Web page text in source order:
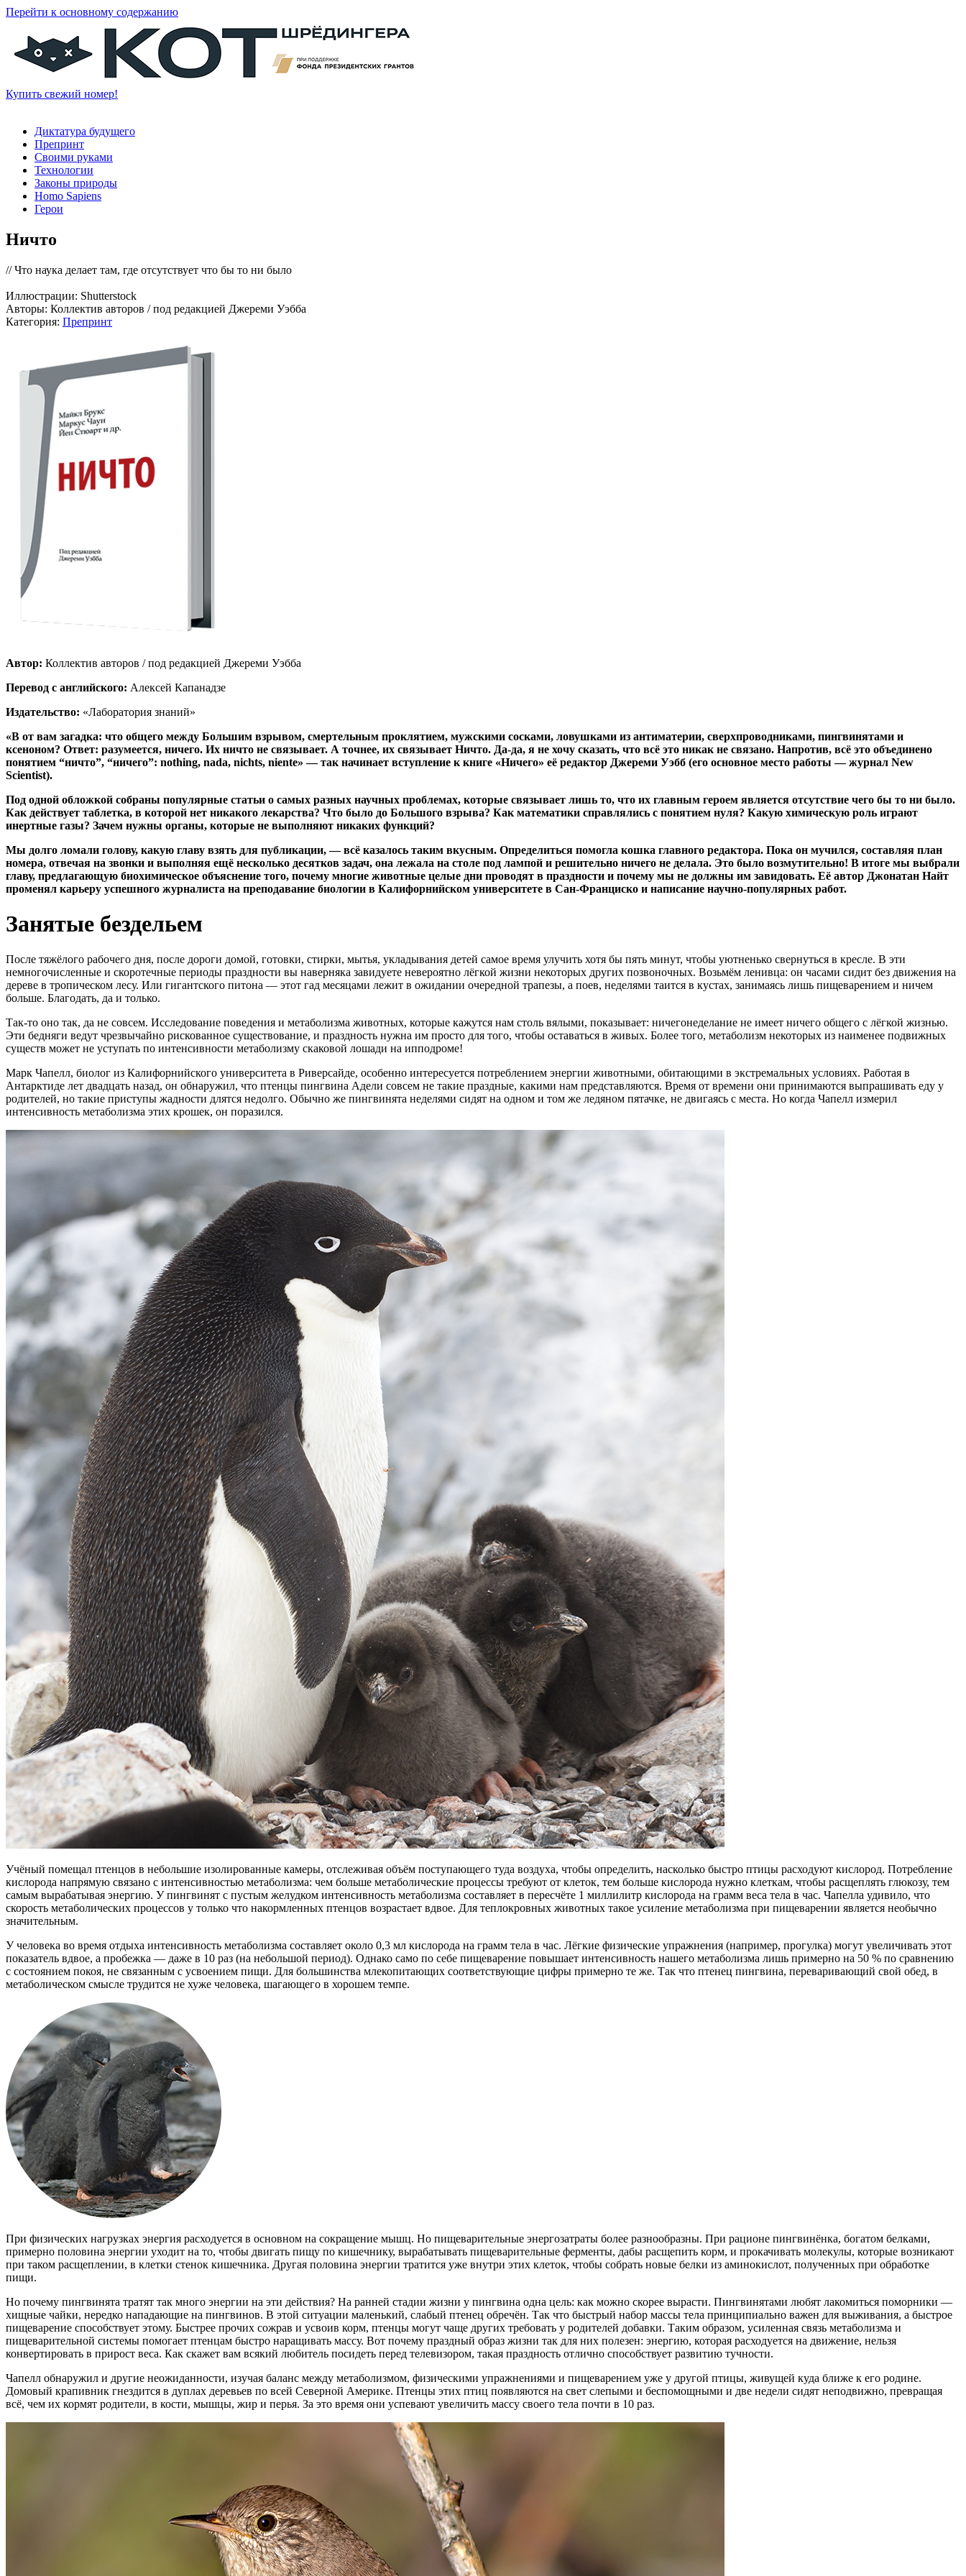
Перейти к основному содержанию
Купить свежий номер!
Диктатура будущего
Препринт
Своими руками
Технологии
Законы природы
Homo Sapiens
Герои
Ничто
// Что наука делает там, где отсутствует что бы то ни было
Иллюстрации: Shutterstock
Авторы: Коллектив авторов / под редакцией Джереми Уэбба
Категория: Препринт
Автор: Коллектив авторов / под редакцией Джереми Уэбба
Перевод с английского: Алексей Капанадзе
Издательство: «Лаборатория знаний»
«В от вам загадка: что общего между Большим взрывом, смертельным проклятием, мужскими сосками, ловушками из антиматерии, сверхпроводниками, пингвинятами и
ксеноном? Ответ: разумеется, ничего. Их ничто не связывает. А точнее, их связывает Ничто. Да-да, я не хочу сказать, что всё это никак не связано. Напротив, всё это объединено
понятием “ничто”, “ничего”: nothing, nada, nichts, niente» — так начинает вступление к книге «Ничего» её редактор Джереми Уэбб (его основное место работы — журнал New
Scientist).
Под одной обложкой собраны популярные статьи о самых разных научных проблемах, которые связывает лишь то, что их главным героем является отсутствие чего бы то ни было.
Как действует таблетка, в которой нет никакого лекарства? Что было до Большого взрыва? Как математики справлялись с понятием нуля? Какую химическую роль играют
инертные газы? Зачем нужны органы, которые не выполняют никаких функций?
Мы долго ломали голову, какую главу взять для публикации, — всё казалось таким вкусным. Определиться помогла кошка главного редактора. Пока он мучился, составляя план
номера, отвечая на звонки и выполняя ещё несколько десятков задач, она лежала на столе под лампой и решительно ничего не делала. Это было возмутительно! В итоге мы выбрали
главу, предлагающую биохимическое объяснение того, почему многие животные целые дни проводят в праздности и почему мы не должны им завидовать. Её автор Джонатан Найт
променял карьеру успешного журналиста на преподавание биологии в Калифорнийском университете в Сан-Франциско и написание научно-популярных работ.
Занятые бездельем
После тяжёлого рабочего дня, после дороги домой, готовки, стирки, мытья, укладывания детей самое время улучить хотя бы пять минут, чтобы уютненько свернуться в кресле. В эти
немногочисленные и скоротечные периоды праздности вы наверняка завидуете невероятно лёгкой жизни некоторых других позвоночных. Возьмём ленивца: он часами сидит без движения на
дереве в тропическом лесу. Или гигантского питона — этот гад месяцами лежит в ожидании очередной трапезы, а поев, неделями таится в кустах, занимаясь лишь пищеварением и ничем
больше. Благодать, да и только.
Так-то оно так, да не совсем. Исследование поведения и метаболизма животных, которые кажутся нам столь вялыми, показывает: ничегонеделание не имеет ничего общего с лёгкой жизнью.
Эти бедняги ведут чрезвычайно рискованное существование, и праздность нужна им просто для того, чтобы оставаться в живых. Более того, метаболизм некоторых из наименее подвижных
существ может не уступать по интенсивности метаболизму скаковой лошади на ипподроме!
Марк Чапелл, биолог из Калифорнийского университета в Риверсайде, особенно интересуется потреблением энергии животными, обитающими в экстремальных условиях. Работая в
Антарктиде лет двадцать назад, он обнаружил, что птенцы пингвина Адели совсем не такие праздные, какими нам представляются. Время от времени они принимаются выпрашивать еду у
родителей, но такие приступы жадности длятся недолго. Обычно же пингвинята неделями сидят на одном и том же ледяном пятачке, не двигаясь с места. Но когда Чапелл измерил
интенсивность метаболизма этих крошек, он поразился.
Учёный помещал птенцов в небольшие изолированные камеры, ­отслеживая объём поступающего туда воздуха, чтобы определить, насколько быстро птицы расходуют кислород. Потребле­ние
кислорода напрямую связано с интенсивностью мета­болизма: чем больше метаболические процессы требу­ют от клеток, тем больше кислорода нужно клеткам, чтобы расщеплять глюкозу, тем
самым вырабатывая энергию. У пингвинят с пустым желудком интенсивность метаболизма составляет в пересчёте 1 миллилитр кислорода на грамм веса тела в час. Чапелла удивило, что
скорость ­метаболических процессов у только что накормленных птенцов возрастает вдвое. Для теплокровных животных такое усиление метаболизма при пищеварении является необычно
значительным.
У человека во время отдыха интенсивность метаболизма составляет около 0,3 мл кислорода на грамм тела в час. Лёгкие физические упражнения (например, прогулка) могут увеличивать этот
показатель вдвое, а пробежка — даже в 10 раз (на небольшой период). Однако само по себе пищеварение повышает интенсивность нашего метаболизма лишь примерно на 50 % по сравнению
с состоянием покоя, не связанным с усвоением пищи. Для большинства млекопитающих соответствующие цифры примерно те же. Так что птенец пингвина, переваривающий свой обед, в
метаболическом смысле трудится не хуже человека, шагающего в хорошем темпе.
При физических нагрузках энергия расходуется в основном на сокращение мышц. Но пищеварительные энергозатраты более разнообразны. При рационе пингвинёнка, богатом белками,
примерно половина энергии уходит на то, чтобы двигать пищу по кишечнику, вырабатывать пищеварительные ферменты, дабы расщепить корм, и прокачивать молекулы, которые возникают
при таком расщеп­лении, в клетки стенок кишечника. Другая половина энергии тратится уже внутри этих клеток, чтобы собрать новые белки из аминокислот, полученных при обработке
пищи.
Но почему пингвинята тратят так много энергии на эти действия? На ранней стадии жизни у пингвина одна цель: как можно скорее вырасти. Пингвинятами любят лакомиться поморники —
хищные чайки, нередко нападающие на пингвинов. В этой ситуации маленький, слабый птенец обречён. Так что быстрый набор массы тела принципиально важен для выживания, а быстрое
пищеварение способствует этому. Быстрее прочих сожрав и усвоив корм, птенцы могут чаще других требовать у родителей добавки. Таким образом, усиленная связь метаболизма и
пищеварительной системы помогает птенцам быстро наращивать массу. Вот почему праздный образ жизни так для них полезен: энергию, которая расходуется на движение, нельзя
конвертировать в прирост веса. Как скажет вам всякий любитель посидеть перед телевизором, такая праздность отлично способствует развитию тучности.
Чапелл обнаружил и другие неожиданности, изучая баланс между метаболизмом, физическими упражнениями и пищеварением уже у другой птицы, живущей куда ближе к его родине.
Домовый крапивник ­гнездится в дуплах деревьев по всей Северной Америке. Птенцы этих птиц появляются на свет слепыми и беспомощными и две недели сидят неподвижно, превращая
всё, чем их кормят родители, в кости, мышцы, жир и перья. За это время они успевают увеличить массу своего тела почти в 10 раз.